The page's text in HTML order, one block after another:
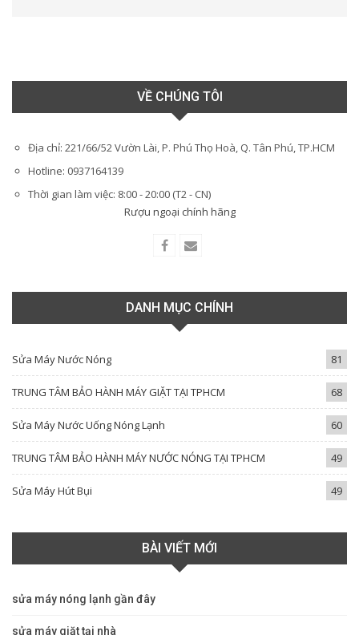
VỀ CHÚNG TÔI
Địa chỉ: 221/66/52 Vườn Lài, P. Phú Thọ Hoà, Q. Tân Phú, TP.HCM
Hotline: 0937164139
Thời gian làm việc: 8:00 - 20:00 (T2 - CN)
Rượu ngoại chính hãng
DANH MỤC CHÍNH
Sửa Máy Nước Nóng 81
TRUNG TÂM BẢO HÀNH MÁY GIẶT TẠI TPHCM 68
Sửa Máy Nước Uống Nóng Lạnh 60
TRUNG TÂM BẢO HÀNH MÁY NƯỚC NÓNG TẠI TPHCM 49
Sửa Máy Hút Bụi 49
BÀI VIẾT MỚI
sửa máy nóng lạnh gần đây
sửa máy giặt tại nhà